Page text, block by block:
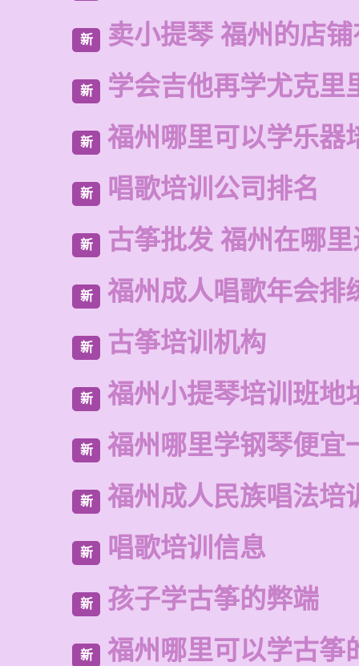
新 卖小提琴 福州的店
新 学会吉他再学尤克里
新 福州哪里可以学乐器
新 唱歌培训公司排名
新 古筝批发 福州在哪
新 福州成人唱歌年会排
新 古筝培训机构
新 福州小提琴培训班地
新 福州哪里学钢琴便宜
新 福州成人民族唱法培
新 唱歌培训信息
新 孩子学古筝的弊端
新 福州哪里可以学古筝